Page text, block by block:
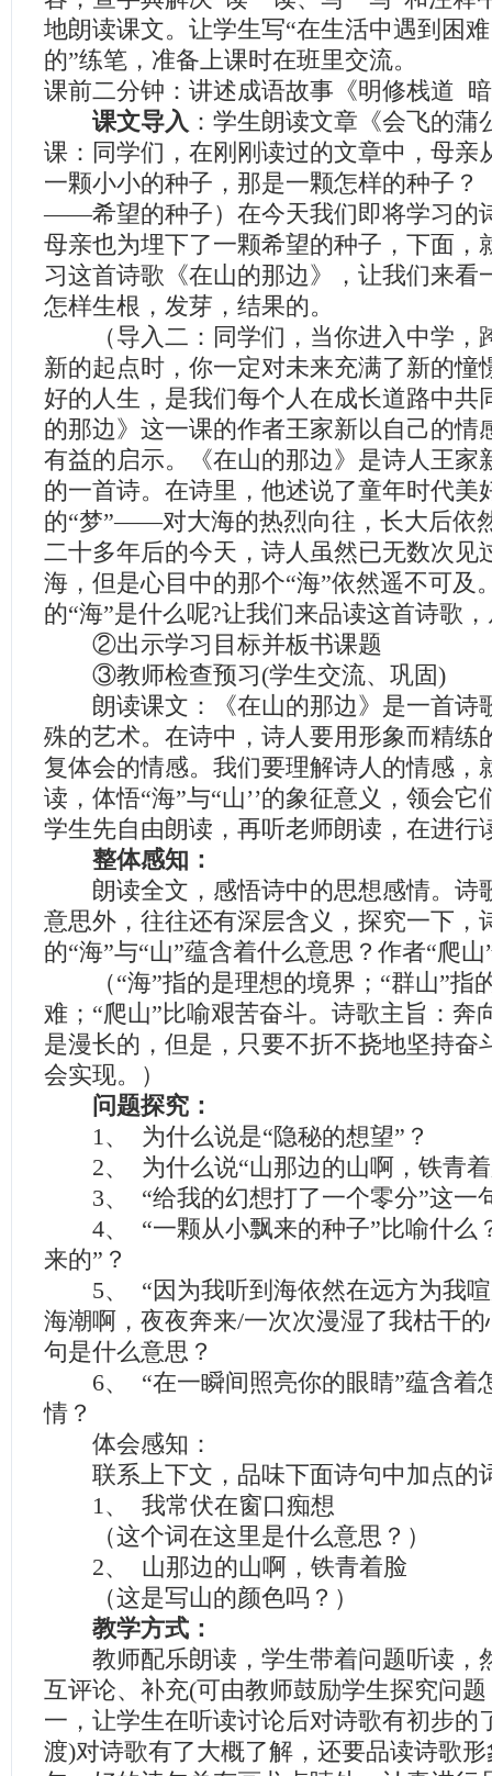
地朗读课文。让学生写“在生活中遇到困
的”练笔，准备上课时在班里交流。
课前二分钟：讲述成语故事《明修栈道
课文导入 ：学生朗读文章《会飞的蒲
课：同学们，在刚刚读过的文章中，母亲
一颗小小的种子，那是一颗怎样的种子？
——希望的种子）在今天我们即将学习的
母亲也为埋下了一颗希望的种子，下面，
习这首诗歌《在山的那边》，让我们来看
怎样生根，发芽，结果的。
（导入二：同学们，当你进入中学，
新的起点时，你一定对未来充满了新的憧
好的人生，是我们每个人在成长道路中共
的那边》这一课的作者王家新以自己的情
有益的启示。《在山的那边》是诗人王家
的一首诗。在诗里，他述说了童年时代美
的“梦”——对大海的热烈向往，长大后依
二十多年后的今天，诗人虽然已无数次见
海，但是心目中的那个“海”依然遥不可及
的“海”是什么呢?让我们来品读这首诗歌
②出示学习目标并板书课题
③教师检查预习(学生交流、巩固)
朗读课文：《在山的那边》是一首诗
殊的艺术。在诗中，诗人要用形象而精练
复体会的情感。我们要理解诗人的情感，
读，体悟“海”与“山’’的象征意义，领会
学生先自由朗读，再听老师朗读，在进行
整体感知：
朗读全文，感悟诗中的思想感情。诗
意思外，往往还有深层含义，探究一下，
的“海”与“山”蕴含着什么意思？作者“爬
（“海”指的是理想的境界；“群山”指
难；“爬山”比喻艰苦奋斗。诗歌主旨：奔
是漫长的，但是，只要不折不挠地坚持奋
会实现。）
问题探究：
1、 为什么说是“隐秘的想望”？
2、 为什么说“山那边的山啊，铁青着
3、 “给我的幻想打了一个零分”这一
4、 “一颗从小飘来的种子”比喻什么
来的”？
5、 “因为我听到海依然在远方为我
海潮啊，夜夜奔来/一次次漫湿了我枯干
句是什么意思？
6、 “在一瞬间照亮你的眼睛”蕴含着
情？
体会感知：
联系上下文，品味下面诗句中加点的
1、 我常伏在窗口痴想
（这个词在这里是什么意思？）
2、 山那边的山啊，铁青着脸
（这是写山的颜色吗？）
教学方式：
教师配乐朗读，学生带着问题听读，
互评论、补充(可由教师鼓励学生探究问
一，让学生在听读讨论后对诗歌有初步的
渡)对诗歌有了大概了解，还要品读诗歌